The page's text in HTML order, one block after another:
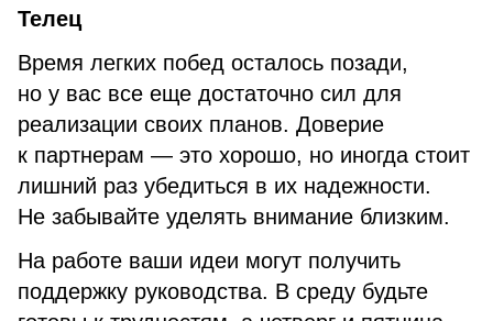
Телец
Время легких побед осталось позади,
но у вас все еще достаточно сил для
реализации своих планов. Доверие
к партнерам — это хорошо, но иногда стоит
лишний раз убедиться в их надежности.
Не забывайте уделять внимание близким.
На работе ваши идеи могут получить
поддержку руководства. В среду будьте